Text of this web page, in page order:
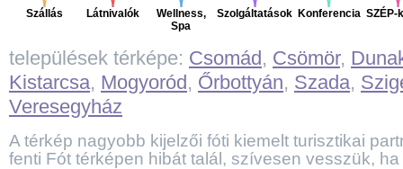
Szállás Látnivalók
Wellness,
Spa
Szolgáltatások Konferencia SZÉP-
települések térképe: Csomád, Csömör,
Kistarcsa, Mogyoród, Őrbottyán, Szada,
Veresegyház
A térkép nagyobb kijelzői fóti kiemelt turisztikai
fenti Fót térképen hibát talál, szívesen vesszük,